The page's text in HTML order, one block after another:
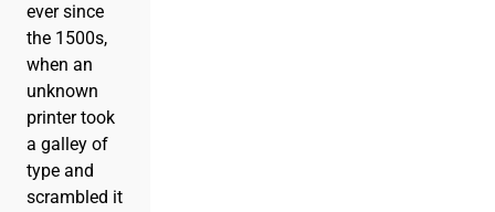
ever since
the 1500s,
when an
unknown
printer took
a galley of
type and
scrambled it